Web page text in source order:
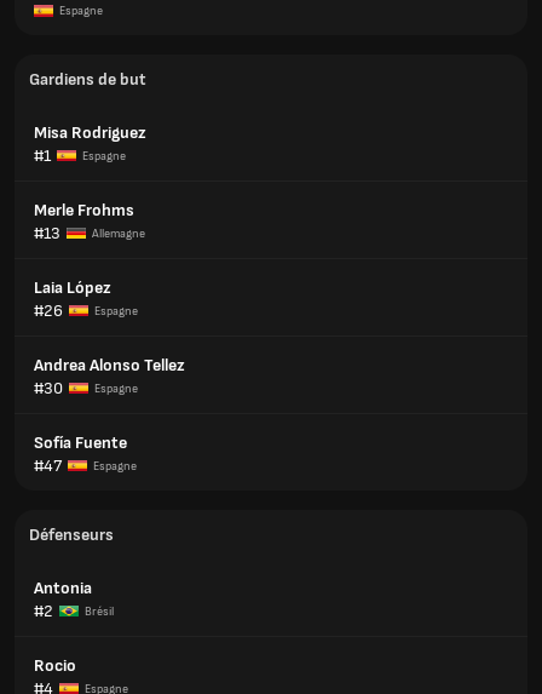
Espagne
Gardiens de but
Misa Rodriguez
#1
Espagne
Merle Frohms
#13
Allemagne
Laia López
#26
Espagne
Andrea Alonso Tellez
#30
Espagne
Sofía Fuente
#47
Espagne
Défenseurs
Antonia
#2
Brésil
Rocio
#4
Espagne